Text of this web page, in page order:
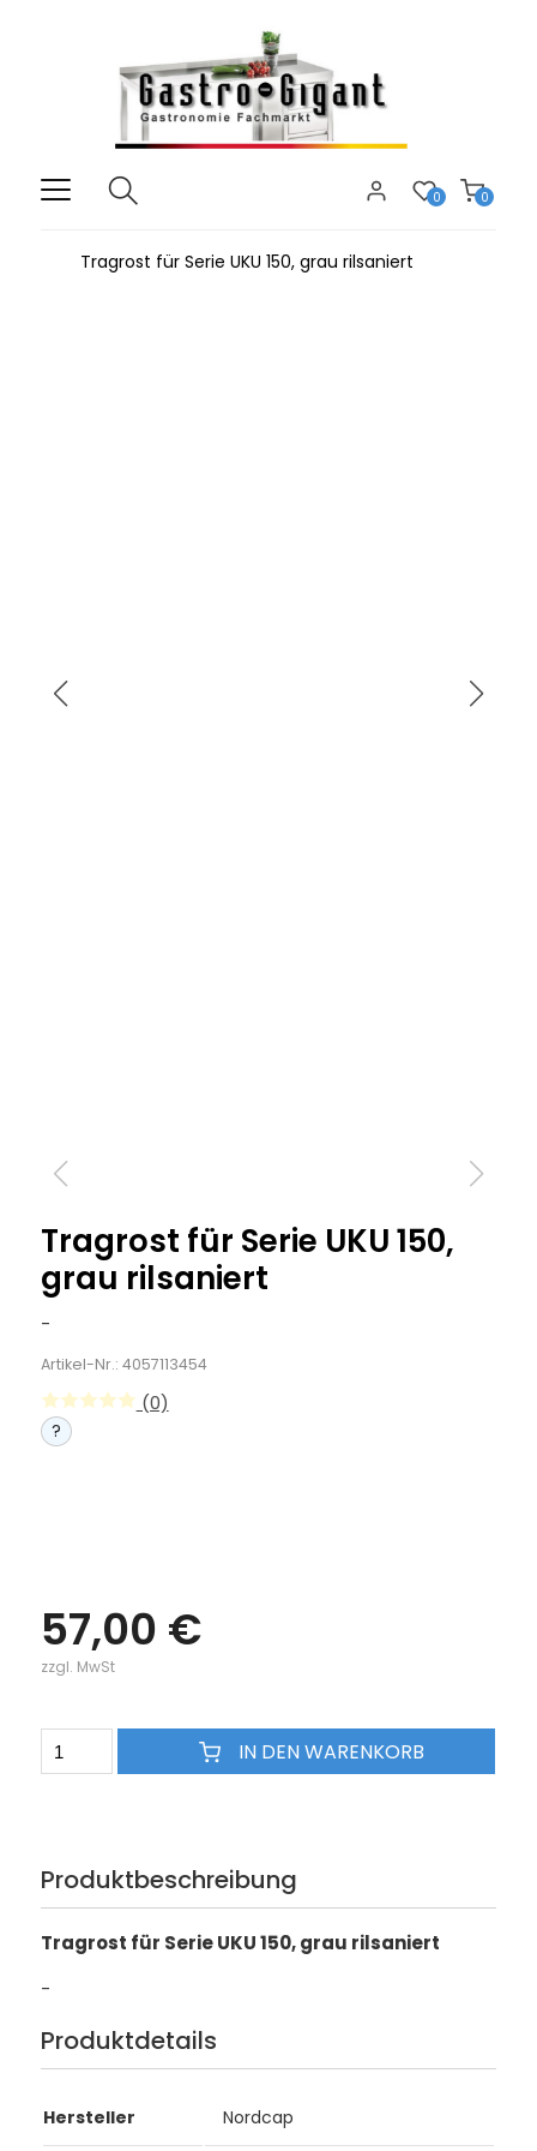
0
0
Tragrost für Serie UKU 150, grau rilsaniert
Tragrost für Serie UKU 150,
grau rilsaniert
-
Artikel-Nr.: 4057113454
(0)
?
57,00 €
zzgl. MwSt
IN DEN WARENKORB
Produktbeschreibung
Tragrost für Serie UKU 150, grau rilsaniert
-
Produktdetails
Hersteller Nordcap